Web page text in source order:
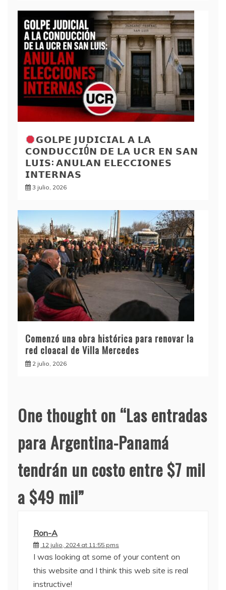
𝗚𝗢𝗟𝗣𝗘 𝗝𝗨𝗗𝗜𝗖𝗜𝗔𝗟 𝗔 𝗟𝗔
𝗖𝗢𝗡𝗗𝗨𝗖𝗖𝗜Ó𝗡 𝗗𝗘 𝗟𝗔 𝗨𝗖𝗥 𝗘𝗡 𝗦𝗔𝗡
𝗟𝗨𝗜𝗦: 𝗔𝗡𝗨𝗟𝗔𝗡 𝗘𝗟𝗘𝗖𝗖𝗜𝗢𝗡𝗘𝗦
𝗜𝗡𝗧𝗘𝗥𝗡𝗔𝗦
3 julio, 2026
Comenzó una obra histórica para renovar la
red cloacal de Villa Mercedes
2 julio, 2026
One thought on “Las entradas
para Argentina-Panamá
tendrán un costo entre $7 mil
a $49 mil”
Ron-A
12 julio, 2024 at 11:55 pms
I was looking at some of your content on
this website and I think this web site is real
instructive!